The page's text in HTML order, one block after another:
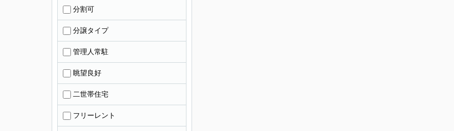
分割可
分譲タイプ
管理人常駐
眺望良好
二世帯住宅
フリーレント